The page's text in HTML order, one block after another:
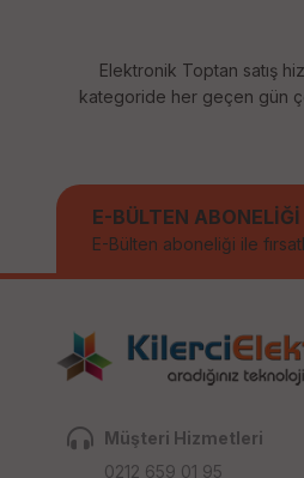
Elektronik Toptan satış
kategoride her geçen gün
E-BÜLTEN ABONELİĞİ
E-Bülten aboneliği ile
Müşteri Hizmetleri
0212 659 01 95